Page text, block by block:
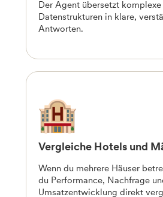
Der Agent übersetzt komplexe
Datenstrukturen in klare,
Antworten.
Vergleiche Hotels und
Wenn du mehrere Häuser
du Performance, Nachfrage
Umsatzentwicklung direkt